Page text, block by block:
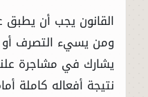
القانون يجب أن يطبق
ومن يسيء التصرف
يشارك في مشاجرة
نتيجة أفعاله كاملة